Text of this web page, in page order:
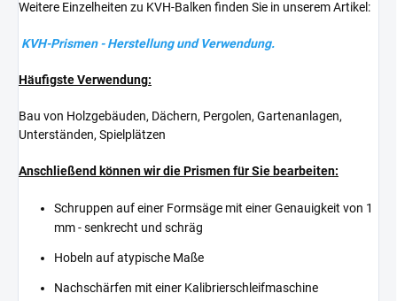
Weitere Einzelheiten zu KVH-Balken finden Sie in unserem Artikel:
KVH-Prismen - Herstellung und Verwendung.
Häufigste Verwendung:
Bau von Holzgebäuden, Dächern, Pergolen, Gartenanlagen,
Unterständen, Spielplätzen
Anschließend können wir die Prismen für Sie bearbeiten:
Schruppen auf einer Formsäge mit einer Genauigkeit von 1
mm - senkrecht und schräg
Hobeln auf atypische Maße
Nachschärfen mit einer Kalibrierschleifmaschine